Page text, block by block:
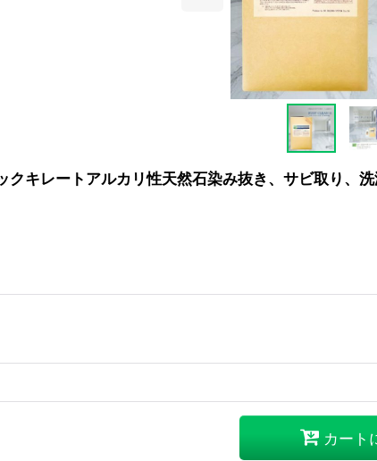
クキレートアルカリ性天然石染み抜き、サビ取り、
カート